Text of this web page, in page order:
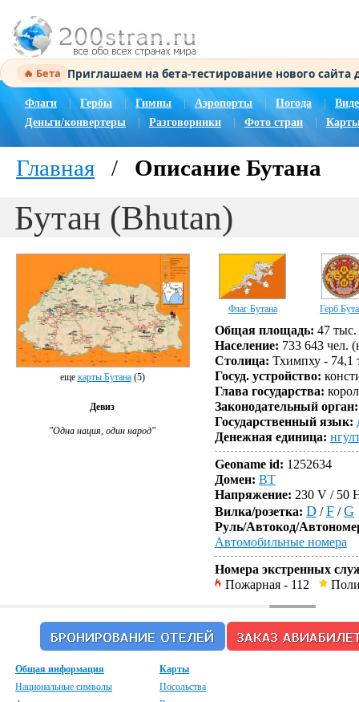
🔥 Бета Приглашаем на бета-тестирование нового
Флаги Гербы Гимны | Аэропорты Погода |
Деньги/конвертеры
Разговорники Фото стран
Главная / Описание Бутана
Бутан (Bhutan)
еще карты Бутана(5)
Девиз
"Одна нация, один народ"
Флаг Бутана Герб
Общая площадь: 47
Население: 733 643 чел.
Столица: Тхимпху - 74,1
Госуд. устройство:
Глава государства:
Законодательный орган:
Государственный язык:
Денежная единица:
Geoname id: 1252634
Домен: BT
Напряжение: 230 V / 50
Вилка/розетка: D /F /G
Руль/Автокод/
Автомобильные номера
Номера экстренных
Пожарная - 112
Общая информация
Национальные символы
Карты
Посольства